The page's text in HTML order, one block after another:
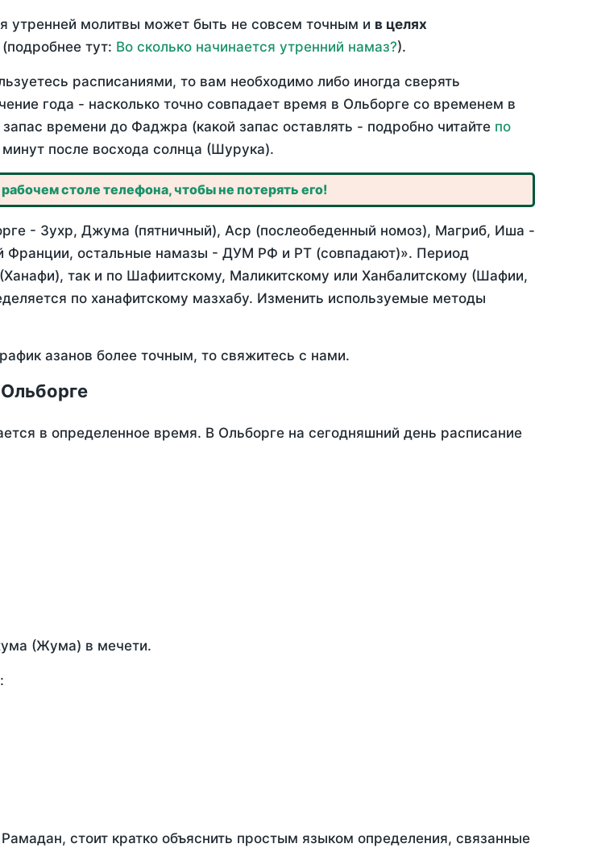
утренней молитвы может быть не совсем точным и в целях
тут: Во сколько начинается утренний намаз?).
расписаниями, то вам необходимо либо иногда сверять
года - насколько точно совпадает время в Ольборге со временем в
времени до Фаджра (какой запас оставлять - подробно читайте по
после восхода солнца (Шурука).
столе телефона, чтобы не потерять его!
- Зухр, Джума (пятничный), Аср (послеобеденный номоз), Магриб, Иша -
Франции, остальные намазы - ДУМ РФ и РТ (совпадают)». Период
так и по Шафиитскому, Маликитскому или Ханбалитскому (Шафии,
по ханафитскому мазхабу. Изменить используемые методы
азанов более точным, то свяжитесь с нами.
в определенное время. В Ольборге на сегодняшний день расписание
(Жума) в мечети.
стоит кратко объяснить простым языком определения, связанные